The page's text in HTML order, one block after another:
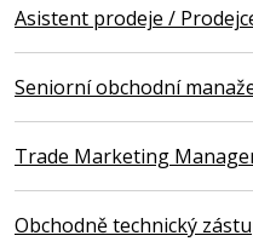
Asistent prodeje /
Seniorní obchodní
Trade Marketing
Obchodně technický